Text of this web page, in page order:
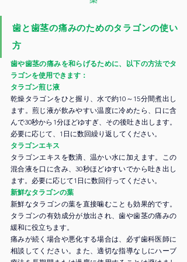
歯と歯茎の痛みのためのタラゴンの使い
方
歯や歯茎の痛みを和らげるために、以下の方法でタ
ラゴンを使用できます：
タラゴン煎じ液
乾燥タラゴンをひと握り、水で約10～15分間煮出し
ます。煎じ液が飲みやすい温度に冷めたら、口に含
んで30秒から1分ほどゆすぎ、その後吐き出します。
必要に応じて、1日に数回繰り返してください。
タラゴンエキス
タラゴンエキスを数滴、温かい水に加えます。この
混合液を口に含み、30秒ほどゆすいでから吐き出し
ます。必要に応じて1日に数回行ってください。
新鮮なタラゴンの葉
新鮮なタラゴンの葉を直接噛むことも効果的です。
タラゴンの有効成分が放出され、歯や歯茎の痛みの
緩和に役立ちます。
痛みが続く場合や悪化する場合は、必ず歯科医師に
相談してください。また、適切な指導なしにハーブ